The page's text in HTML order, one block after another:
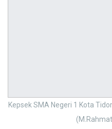
Kepsek SMA Negeri 1 Kota